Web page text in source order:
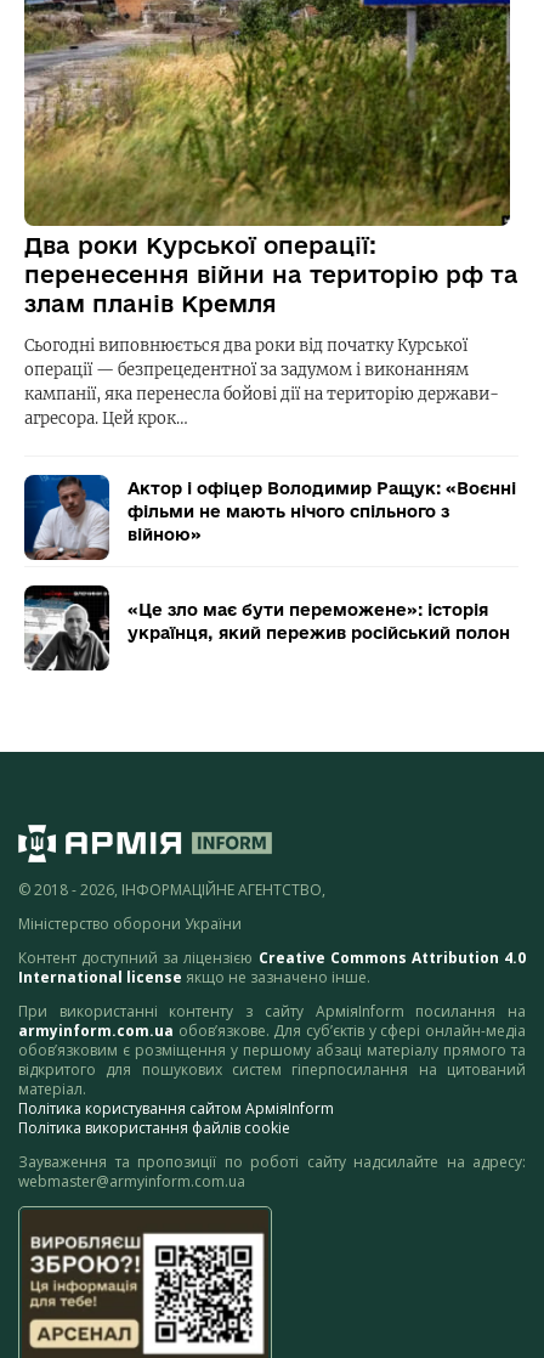
Два роки Курської операції:
перенесення війни на територію рф та
злам планів Кремля
Сьогодні виповнюється два роки від початку Курської
операції — безпрецедентної за задумом і виконанням
кампанії, яка перенесла бойові дії на територію держави-
агресора. Цей крок…
Актор і офіцер Володимир Ращук: «Воєнні
фільми не мають нічого спільного з
війною»
«Це зло має бути переможене»: історія
українця, який пережив російський полон
© 2018 - 2026, ІНФОРМАЦІЙНЕ АГЕНТСТВО,
Міністерство оборони України
Контент доступний за ліцензією Creative Commons Attribution 4.0
International license якщо не зазначено інше.
При використанні контенту з сайту АрміяInform посилання на
armyinform.com.ua обов’язкове. Для суб’єктів у сфері онлайн-медіа
обов’язковим є розміщення у першому абзаці матеріалу прямого та
відкритого для пошукових систем гіперпосилання на цитований
матеріал.
Політика користування сайтом АрміяInform
Політика використання файлів cookie
Зауваження та пропозиції по роботі сайту надсилайте на адресу:
webmaster@armyinform.com.ua